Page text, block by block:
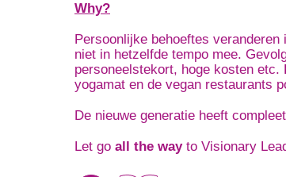
Why?
Persoonlijke behoeftes
niet in hetzelfde tempo mee.
personeelstekort, hoge kosten
yogamat en de vegan restaurants
De nieuwe generatie heeft
Let go all the wayto Visionary